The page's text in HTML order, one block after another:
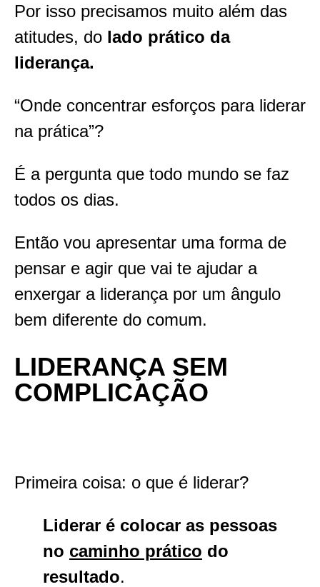
Por isso precisamos muito além das
atitudes, do lado prático da
liderança.
“Onde concentrar esforços para liderar
na prática”?
É a pergunta que todo mundo se faz
todos os dias.
Então vou apresentar uma forma de
pensar e agir que vai te ajudar a
enxergar a liderança por um ângulo
bem diferente do comum.
LIDERANÇA SEM
COMPLICAÇÃO
Primeira coisa: o que é liderar?
Liderar é colocar as pessoas
no caminho prático do
resultado.